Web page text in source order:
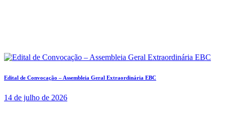
Edital de Convocação – Assembleia Geral Extraordinária EBC
14 de julho de 2026